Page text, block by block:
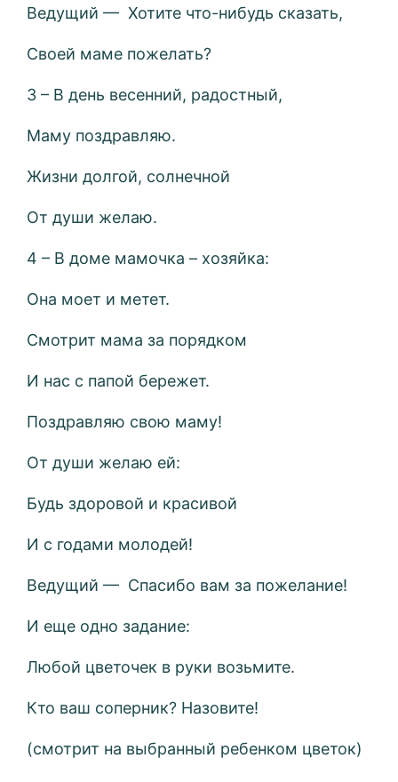
Ведущий — Хотите что-нибудь сказать,
Своей маме пожелать?
3 – В день весенний, радостный,
Маму поздравляю.
Жизни долгой, солнечной
От души желаю.
4 – В доме мамочка – хозяйка:
Она моет и метет.
Смотрит мама за порядком
И нас с папой бережет.
Поздравляю свою маму!
От души желаю ей:
Будь здоровой и красивой
И с годами молодей!
Ведущий — Спасибо вам за пожелание!
И еще одно задание:
Любой цветочек в руки возьмите.
Кто ваш соперник? Назовите!
(смотрит на выбранный ребенком цветок)